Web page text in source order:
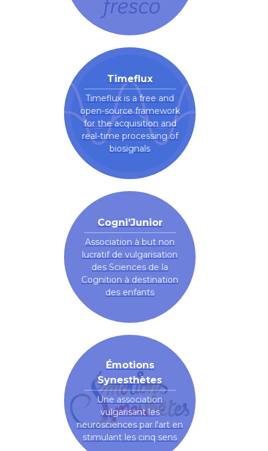
Timeflux
Timeflux is a free and
open-source framework
for the acquisition and
real-time processing of
biosignals
Cogni'Junior
Association à but non
lucratif de vulgarisation
des Sciences de la
Cognition à destination
des enfants
Émotions
Synesthètes
Une association
vulgarisant les
neurosciences par l'art en
stimulant les cinq sens